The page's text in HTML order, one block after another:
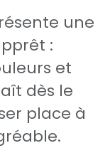
une
:
et
dès le
place à